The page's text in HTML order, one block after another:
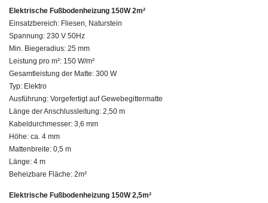
Elektrische Fußbodenheizung 150W 2m²
Einsatzbereich: Fliesen, Naturstein
Spannung: 230 V 50Hz
Min. Biegeradius: 25 mm
Leistung pro m²: 150 W/m²
Gesamtleistung der Matte: 300 W
Typ: Elektro
Ausführung: Vorgefertigt auf Gewebegittermatte
Länge der Anschlussleitung: 2,50 m
Kabeldurchmesser: 3,6 mm
Höhe: ca. 4 mm
Mattenbreite: 0,5 m
Länge: 4 m
Beheizbare Fläche: 2m²
Elektrische Fußbodenheizung 150W 2,5m²